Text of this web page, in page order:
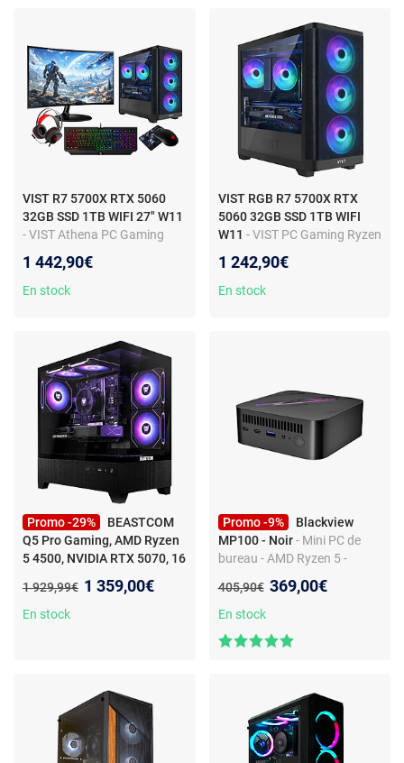
VIST R7 5700X RTX 5060
32GB SSD 1TB WIFI 27" W11
- VIST Athena PC Gaming
RTX 5060 - SSD 1To M.2 -
WIFI - 27" - Windows 11 Pro
1 442,90€
En stock
VIST RGB R7 5700X RTX
5060 32GB SSD 1TB WIFI
W11 - VIST PC Gaming Ryzen
5060 - SSD 1To M.2 - WIFI -
Windows 11 Pro
1 242,90€
En stock
Promo -29%
BEASTCOM
Q5 Pro Gaming, AMD Ryzen
5 4500, NVIDIA RTX 5070, 16
AMD Ryzen 5 4500 6x
3.60GHz - NVIDIA RTX 4070
Ancien prix :
1 929,99€ Nouveau prix :
1 359,00€
En stock
Promo -9%
Blackview
MP100 - Noir - Mini PC de
bureau - AMD Ryzen 5 -
11 Pro - Wi-Fi 6
Ancien prix :
405,90€ Nouveau prix :
369,00€
En stock